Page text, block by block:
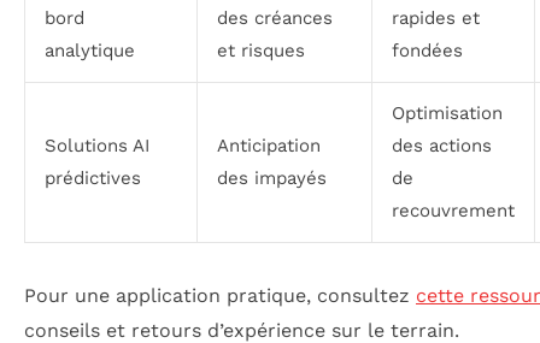
bord
analytique
des créances
et risques
rapides et
fondées
Solutions AI
prédictives
Anticipation
des impayés
Optimisation
des actions
de
recouvrement
Pour une application pratique, consultez cette
conseils et retours d’expérience sur le terrain.